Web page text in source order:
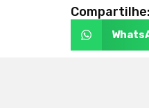
Compartilhe: